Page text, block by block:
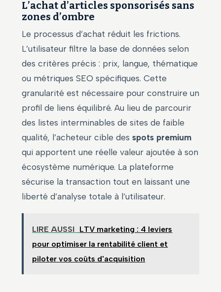
L’achat d’articles sponsorisés sans
zones d’ombre
Le processus d’achat réduit les frictions.
L’utilisateur filtre la base de données selon
des critères précis : prix, langue, thématique
ou métriques SEO spécifiques. Cette
granularité est nécessaire pour construire un
profil de liens équilibré. Au lieu de parcourir
des listes interminables de sites de faible
qualité, l’acheteur cible des spots premium
qui apportent une réelle valeur ajoutée à son
écosystème numérique. La plateforme
sécurise la transaction tout en laissant une
liberté d’analyse totale à l’utilisateur.
LIRE AUSSI LTV marketing : 4 leviers
pour optimiser la rentabilité client et
piloter vos coûts d'acquisition